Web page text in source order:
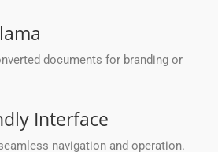
documents for branding or
Interface
navigation and operation.